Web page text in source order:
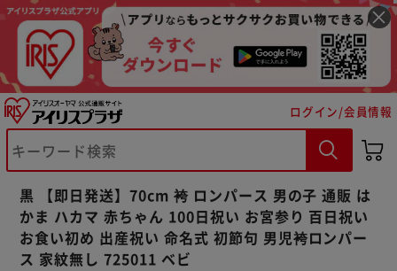
ログイン/会員情報
黒 【即日発送】70cm 袴 ロンパース 男の子 通販 は
かま ハカマ 赤ちゃん 100日祝い お宮参り 百日祝い
お食い初め 出産祝い 命名式 初節句 男児袴ロンパー
ス 家紋無し 725011 ベビ
※ご確認ください
カートに入れる 購入手続きへ